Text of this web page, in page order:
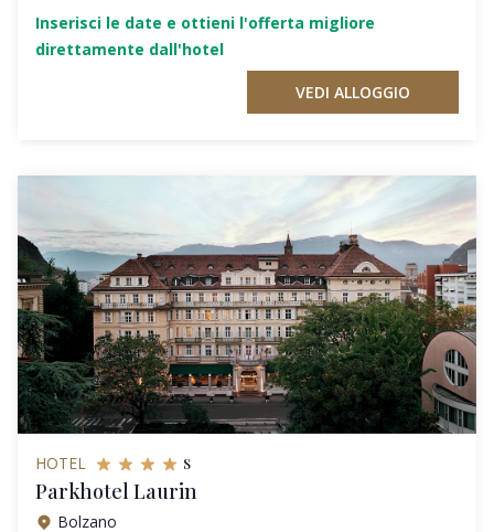
Inserisci le date e ottieni l'offerta migliore
direttamente dall'hotel
VEDI ALLOGGIO
HOTEL s
Parkhotel Laurin
Bolzano